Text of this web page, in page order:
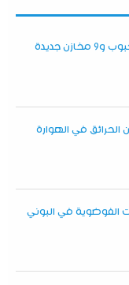
“صابة” قياسية في إنتاج الحبوب و9 مخازن جديدة
الحرائق في الهوارة
الفوضوية في البوني